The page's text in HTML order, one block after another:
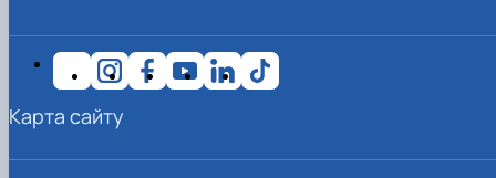
Карта сайту